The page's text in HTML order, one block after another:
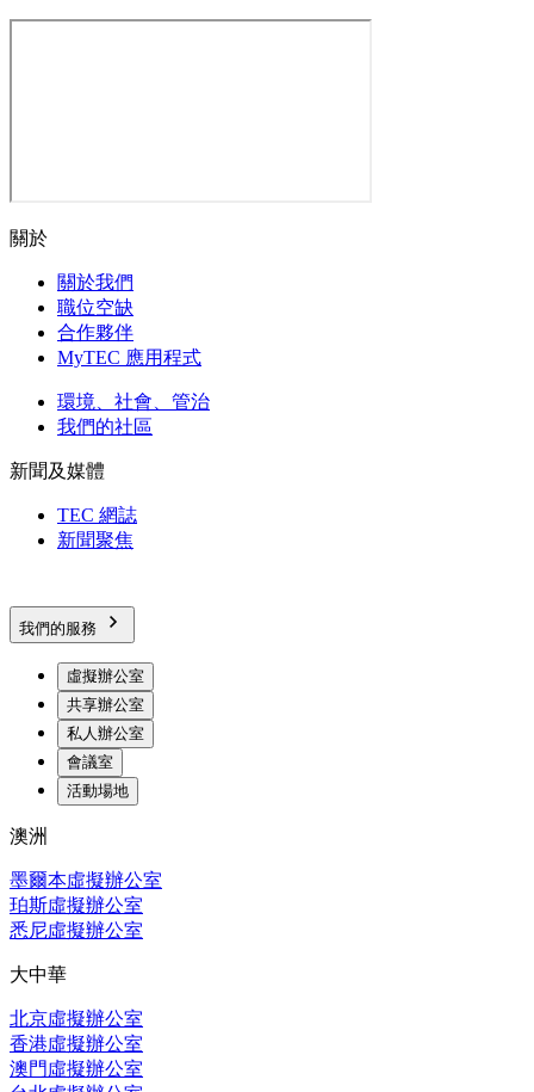
關於
關於我們
職位空缺
合作夥伴
MyTEC 應用程式
環境、社會、管治
我們的社區
新聞及媒體
TEC 網誌
新聞聚焦
我們的服務
虛擬辦公室
共享辦公室
私人辦公室
會議室
活動場地
澳洲
墨爾本虛擬辦公室
珀斯虛擬辦公室
悉尼虛擬辦公室
大中華
北京虛擬辦公室
香港虛擬辦公室
澳門虛擬辦公室